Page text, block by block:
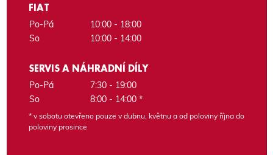
FIAT
Po-Pá
10:00 - 18:00
So
10:00 - 14:00
SERVIS A NÁHRADNÍ DÍLY
Po-Pá
7:30 - 19:00
So
8:00 - 14:00 *
* v sobotu otevřeno pouze v dubnu, květnu a od poloviny října do
poloviny prosince